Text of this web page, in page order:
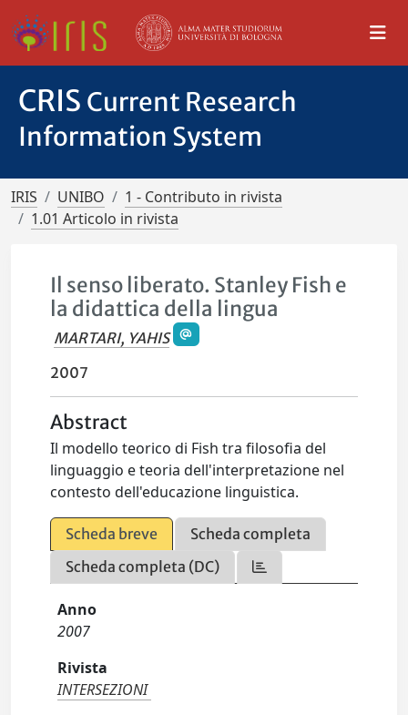
CRIS Current Research
Information System
IRIS UNIBO
1 - Contributo in rivista
1.01 Articolo in rivista
Il senso liberato. Stanley Fish e
la didattica della lingua
MARTARI, YAHIS
2007
Abstract
Il modello teorico di Fish tra filosofia del
linguaggio e teoria dell'interpretazione nel
contesto dell'educazione linguistica.
Scheda breve
Scheda completa
Scheda completa (DC)
Anno
2007
Rivista
INTERSEZIONI